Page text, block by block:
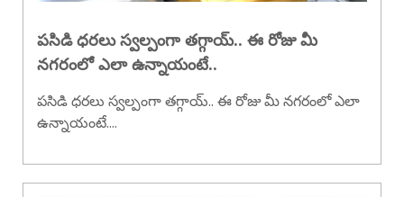
పసిడి ధరలు స్వల్పంగా తగ్గాయ్.. ఈ రోజు మీ
నగరంలో ఎలా ఉన్నాయంటే..
పసిడి ధరలు స్వల్పంగా తగ్గాయ్.. ఈ రోజు మీ నగరంలో ఎలా
ఉన్నాయంటే....